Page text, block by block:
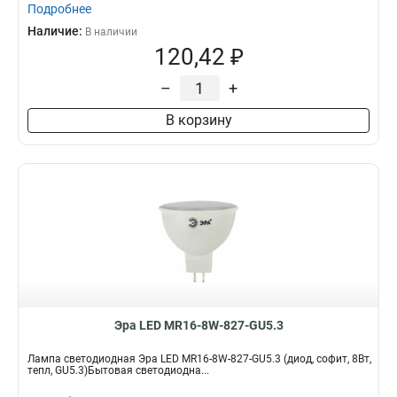
Подробнее
Наличие: В наличии
120,42 ₽
– +
В корзину
Эра LED MR16-8W-827-GU5.3
Лампа светодиодная Эра LED MR16-8W-827-GU5.3 (диод, софит, 8Вт,
тепл, GU5.3)Бытовая светодиодна...